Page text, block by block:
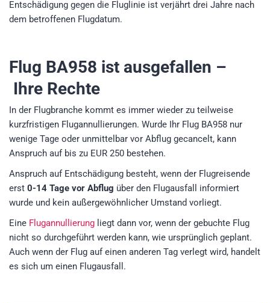
Entschädigung gegen die Fluglinie ist verjährt drei Jahre nach
dem betroffenen Flugdatum.
Flug BA958 ist ausgefallen –
Ihre Rechte
In der Flugbranche kommt es immer wieder zu teilweise
kurzfristigen Flugannullierungen. Wurde Ihr Flug BA958 nur
wenige Tage oder unmittelbar vor Abflug gecancelt, kann
Anspruch auf bis zu EUR 250 bestehen.
Anspruch auf Entschädigung besteht, wenn der Flugreisende
erst 0-14 Tage vor Abflug über den Flugausfall informiert
wurde und kein außergewöhnlicher Umstand vorliegt.
Eine Flugannullierung liegt dann vor, wenn der gebuchte Flug
nicht so durchgeführt werden kann, wie ursprünglich geplant.
Auch wenn der Flug auf einen anderen Tag verlegt wird, handelt
es sich um einen Flugausfall.